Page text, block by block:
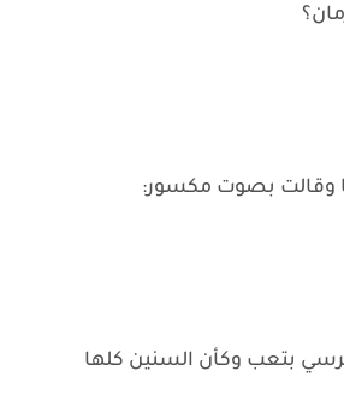
وقالت بصوت مكسور:
بتعب وكأن السنين كلها